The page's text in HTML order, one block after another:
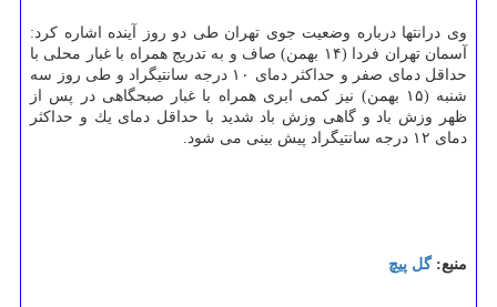
وی درانتها درباره وضعیت جوی تهران طی دو روز آینده اشاره كرد:
آسمان تهران فردا (۱۴ بهمن) صاف و به تدریج همراه با غبار محلی با
حداقل دمای صفر و حداكثر دمای ۱۰ درجه سانتیگراد و طی روز سه
شنبه (۱۵ بهمن) نیز كمی ابری همراه با غبار صبحگاهی در پس از
ظهر وزش باد و گاهی وزش باد شدید با حداقل دمای یك و حداكثر
دمای ۱۲ درجه سانتیگراد پیش بینی می شود.
منبع:گل پیچ